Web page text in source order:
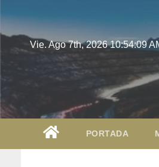
Vie. Ago 7th, 202610:54:10
PORTADA